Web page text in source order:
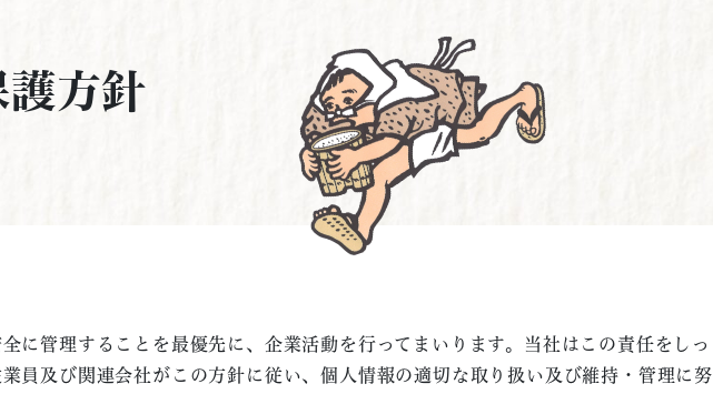
方針
管理することを最優先に、企業活動を行ってまいります。当社はこの責任をしっ
員及び関連会社がこの方針に従い、個人情報の適切な取り扱い及び維持・管理に努